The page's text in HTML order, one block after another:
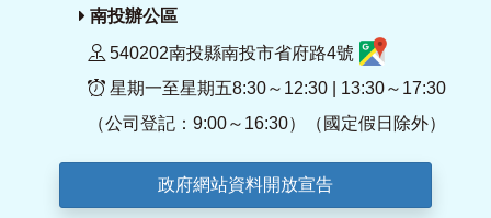
南投辦公區
540202南投縣南投市省府路4號
星期一至星期五8:30～12:30 | 13:30～17:30
（公司登記：9:00～16:30）（國定假日除外）
政府網站資料開放宣告